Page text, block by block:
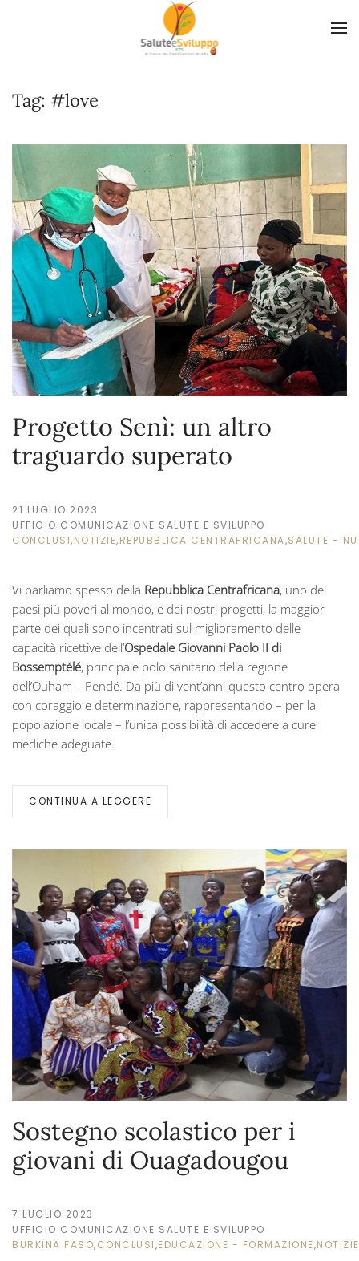
Skip to main content
Tag: #love
Progetto Senì: un altro
traguardo superato
21 LUGLIO 2023
UFFICIO COMUNICAZIONE SALUTE E SVILUPPO
CONCLUSI,NOTIZIE,REPUBBLICA CENTRAFRICANA,SALUTE -
Vi parliamo spesso della Repubblica Centrafricana, uno dei
paesi più poveri al mondo, e dei nostri progetti, la maggior
parte dei quali sono incentrati sul miglioramento delle
capacità ricettive dell’Ospedale Giovanni Paolo II di
Bossemptélé, principale polo sanitario della regione
dell’Ouham – Pendé. Da più di vent’anni questo centro opera
con coraggio e determinazione, rappresentando – per la
popolazione locale – l’unica possibilità di accedere a cure
mediche adeguate.
CONTINUA A LEGGERE
Sostegno scolastico per i
giovani di Ouagadougou
7 LUGLIO 2023
UFFICIO COMUNICAZIONE SALUTE E SVILUPPO
BURKINA FASO,CONCLUSI,EDUCAZIONE - FORMAZIONE,NOTIZIE